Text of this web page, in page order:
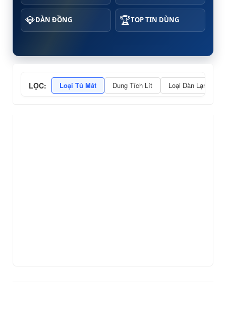
💎DÀN ĐỒNG 🏆TOP TIN DÙNG
LỌC: Loại Tủ Mát Dung Tích Lít Loại Dàn Lạnh